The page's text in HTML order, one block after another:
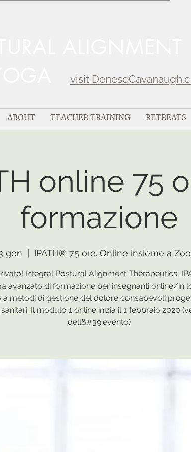
visit
ABOUT TEACHER TRAINING RETREATS
online 75
formazione
gen IPATH® 75 ore. Online insieme a
Integral Postural Alignment Therapeutics,
avanzato di formazione per insegnanti online/in
a metodi di gestione del dolore consapevoli
Il modulo 1 online inizia il 1 febbraio 2020
dell&#39;evento)